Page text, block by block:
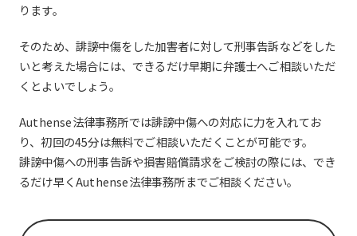
ります。
そのため、誹謗中傷をした加害者に対して刑事告訴などをした
いと考えた場合には、できるだけ早期に弁護士へご相談いただ
くとよいでしょう。
Authense法律事務所では誹謗中傷への対応に力を入れてお
り、初回の45分は無料でご相談いただくことが可能です。
誹謗中傷への刑事告訴や損害賠償請求をご検討の際には、でき
るだけ早くAuthense法律事務所までご相談ください。